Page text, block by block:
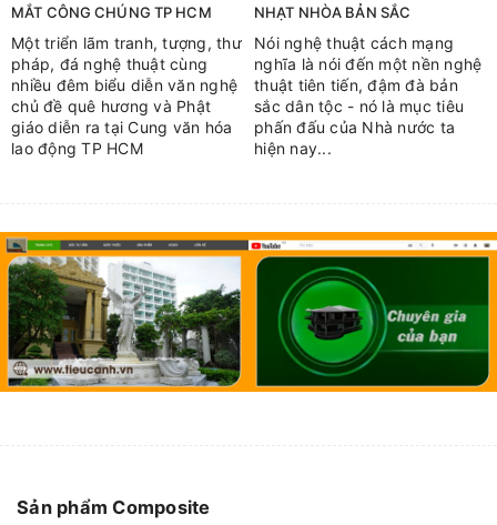
MẮT CÔNG CHÚNG TP HCM
Một triển lãm tranh, tượng, thư
pháp, đá nghệ thuật cùng
nhiều đêm biểu diễn văn nghệ
chủ đề quê hương và Phật
giáo diễn ra tại Cung văn hóa
lao động TP HCM
NHẠT NHÒA BẢN SẮC
Nói nghệ thuật cách mạng
nghĩa là nói đến một nền nghệ
thuật tiên tiến, đậm đà bản
sắc dân tộc - nó là mục tiêu
phấn đấu của Nhà nước ta
hiện nay...
Sản phẩm Composite